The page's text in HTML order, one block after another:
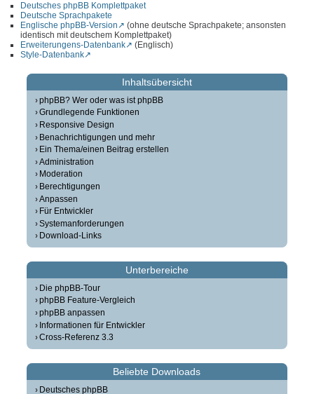
Deutsches phpBB Komplettpaket
Deutsche Sprachpakete
Englische phpBB-Version
(ohne deutsche Sprachpakete; ansonsten
identisch mit deutschem Komplettpaket)
Erweiterungens-Datenbank
(Englisch)
Style-Datenbank
Inhaltsübersicht
phpBB? Wer oder was ist phpBB
Grundlegende Funktionen
Responsive Design
Benachrichtigungen und mehr
Ein Thema/einen Beitrag erstellen
Administration
Moderation
Berechtigungen
Anpassen
Für Entwickler
Systemanforderungen
Download-Links
Unterbereiche
Die phpBB-Tour
phpBB Feature-Vergleich
phpBB anpassen
Informationen für Entwickler
Cross-Referenz 3.3
Beliebte Downloads
Deutsches phpBB